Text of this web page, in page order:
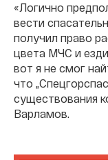
«Логично
вести
получил право
цвета МЧС и
вот я не смог
что
существования
Варламов.